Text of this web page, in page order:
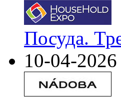
Посуда.
10-04-2026